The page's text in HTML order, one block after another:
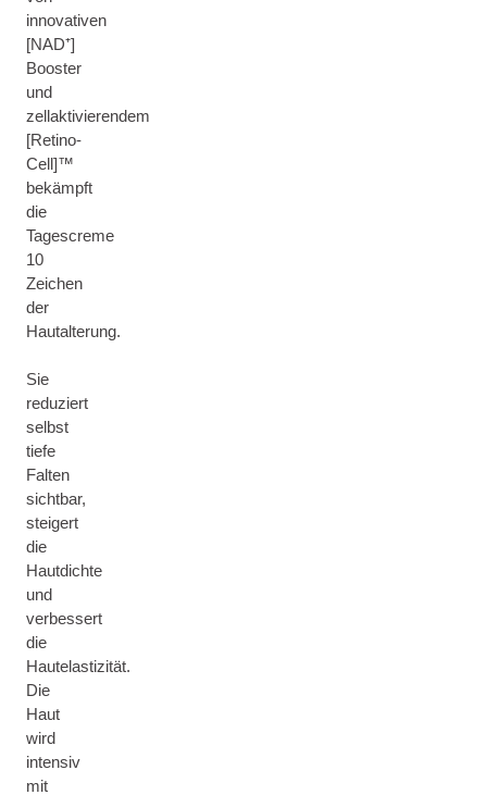
innovativen
[NAD⁺]
Booster
und
zellaktivierendem
[Retino-
Cell]™
bekämpft
die
Tagescreme
10
Zeichen
der
Hautalterung.
Sie
reduziert
selbst
tiefe
Falten
sichtbar,
steigert
die
Hautdichte
und
verbessert
die
Hautelastizität.
Die
Haut
wird
intensiv
mit